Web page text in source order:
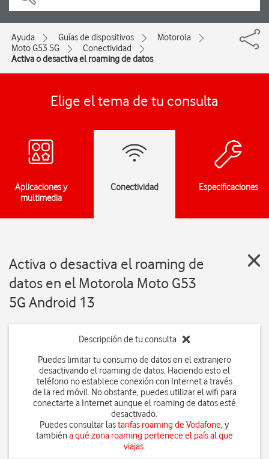
Ayuda Guías de dispositivos
Motorola
Moto G53 5G
Conectividad
Activa o desactiva el roaming de datos
Elige el tema de tu consulta
Aplicaciones y
multimedia
Conectividad Especificaciones
Activa o desactiva el roaming de
datos en el Motorola Moto G53
5G Android 13
Descripción de tu consulta
Puedes limitar tu consumo de datos en el extranjero
desactivando el roaming de datos. Haciendo esto el
teléfono no establece conexión con Internet a través
de la red móvil. No obstante, puedes utilizar el wifi para
conectarte a Internet aunque el roaming de datos esté
desactivado.
Puedes consultar lastarifas roaming de Vodafone, y
tambiéna qué zona roaming pertenece el país al que
viajas.